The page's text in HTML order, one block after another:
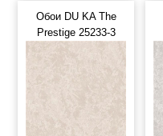
Обои DU KA The
Prestige 25233-3